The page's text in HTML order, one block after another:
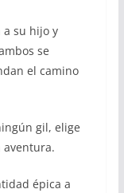
a su hijo y
se
el camino
gil, elige
aventura.
épica a